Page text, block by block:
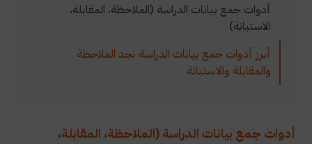
أدوات جمع بيانات الدراسة (الملاحظة، المقابلة،
الاستبانة)
أبرز أدوات جمع بيانات الدراسة نجد الملاحظة
والمقابلة والاستبانة
أدوات جمع بيانات الدراسة (الملاحظة، المقابلة،